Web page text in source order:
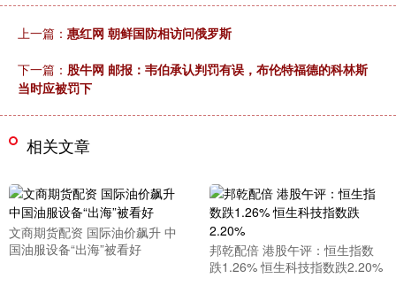
上一篇： 惠红网 朝鲜国防相访问俄罗斯
下一篇： 股牛网 邮报：韦伯承认判罚有误，布伦特福德的科林斯
当时应被罚下
相关文章
文商期货配资 国际油价飙升 中
国油服设备“出海”被看好
邦乾配倍 港股午评：恒生指数
跌1.26% 恒生科技指数跌2.20%